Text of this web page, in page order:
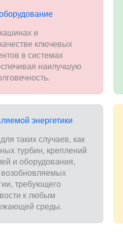
и
ключевых
в системах
наилучшую
энергетики
таких случаев, как
турбин, креплений
и оборудования,
требующего
к любым
среды.